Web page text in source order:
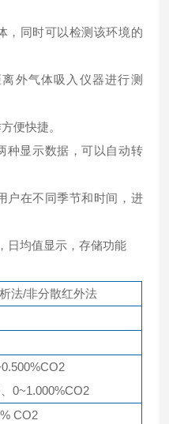
，同时可以检测该环境的
外气体吸入仪器进行测
便快捷。
种显示数据，可以自动转
户在不同季节和时间，进
日均值显示，存储功能
法/非分散红外法
0~1.000%CO2
CO2